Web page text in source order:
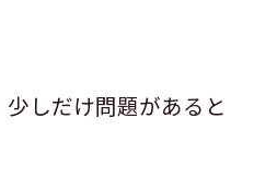
しだけ問題があると